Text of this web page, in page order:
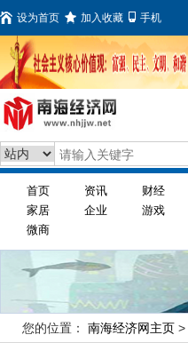
设为首页 加入收藏 手机
首页 资讯 财经
家居
企业 游戏
微商
您的位置： 南海经济网主页 >